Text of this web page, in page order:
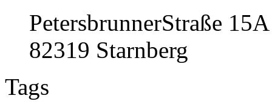
PetersbrunnerStraße 15A
82319 Starnberg
Tags